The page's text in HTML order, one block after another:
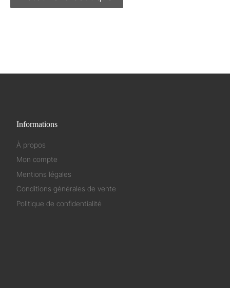
Informations
À propos
Mon compte
Mentions légales
Conditions générales de vente
Politique de confidentialité